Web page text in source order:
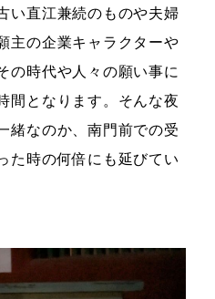
い直江兼続のものや夫婦
主の企業キャラクターや
の時代や人々の願い事に
間となります。そんな夜
緒なのか、南門前での受
た時の何倍にも延びてい